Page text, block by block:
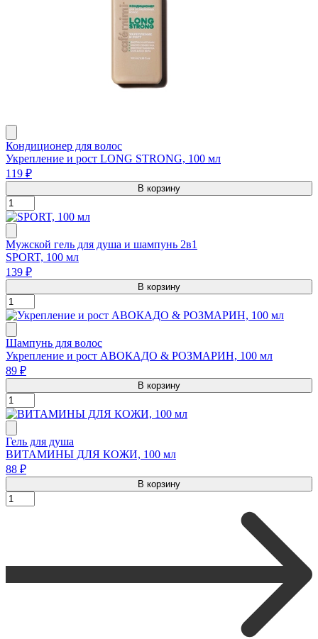
Кондиционер для волос
Укрепление и рост LONG STRONG, 100 мл
119 ₽
В корзину
Мужской гель для душа и шампунь 2в1
SPORT, 100 мл
139 ₽
В корзину
Шампунь для волос
Укрепление и рост АВОКАДО & РОЗМАРИН, 100 мл
89 ₽
В корзину
Гель для душа
ВИТАМИНЫ ДЛЯ КОЖИ, 100 мл
88 ₽
В корзину